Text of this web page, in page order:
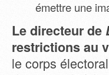
émettre une
Le directeur de
restrictions au
le corps